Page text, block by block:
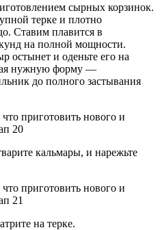
сырных корзинок.
терке и плотно
Ставим плавится в
на полной мощности.
остынет и оденьте его на
нужную форму —
до полного застывания
кальмары, и нарежьте
на терке.